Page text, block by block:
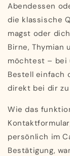
Abendessen
die klassische
magst oder
Birne, Thymian
möchtest – bei
Bestell einfach
direkt bei dir zu
Wie das
persönlich im
Bestätigung,